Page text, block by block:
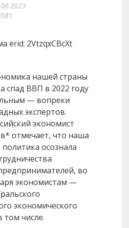
erid: 2VtzqxCBcXt
нашей страны
спад ВВП в 2022 году
— вопреки
экспертов.
экономист
отмечает, что наша
осознала
во
экономистам —
экономического
том числе.